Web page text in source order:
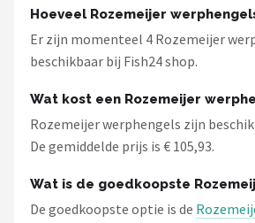
Hoeveel Rozemeijer
Er zijn momenteel 4 Rozemeijer
beschikbaar bij Fish24 shop.
Wat kost een Rozemeijer
Rozemeijer werphengels zijn
De gemiddelde prijs is € 105,93.
Wat is de goedkoopste
De goedkoopste optie is de